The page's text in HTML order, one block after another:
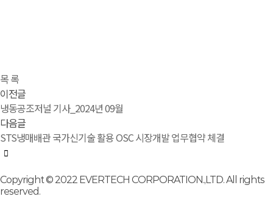
목 록
이전글
냉동공조저널 기사_2024년 09월
다음글
STS냉매배관 국가신기술 활용 OSC 시장개발 업무협약 체결
Copyright © 2022 EVERTECH CORPORATION.,LTD. All rights
reserved.